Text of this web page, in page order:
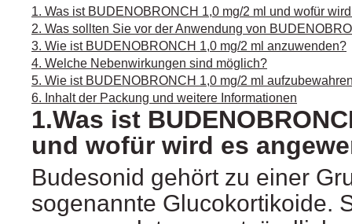
1. Was ist BUDENOBRONCH 1,0 mg/2 ml und wofür
2. Was sollten Sie vor der Anwendung von
3. Wie ist BUDENOBRONCH 1,0 mg/2 ml anzuwenden?
4. Welche Nebenwirkungen sind möglich?
5. Wie ist BUDENOBRONCH 1,0 mg/2 ml
6. Inhalt der Packung und weitere Informationen
1.Was ist
und wofür wird es
Budesonid gehört zu einer
sogenannte Glucokortikoide.